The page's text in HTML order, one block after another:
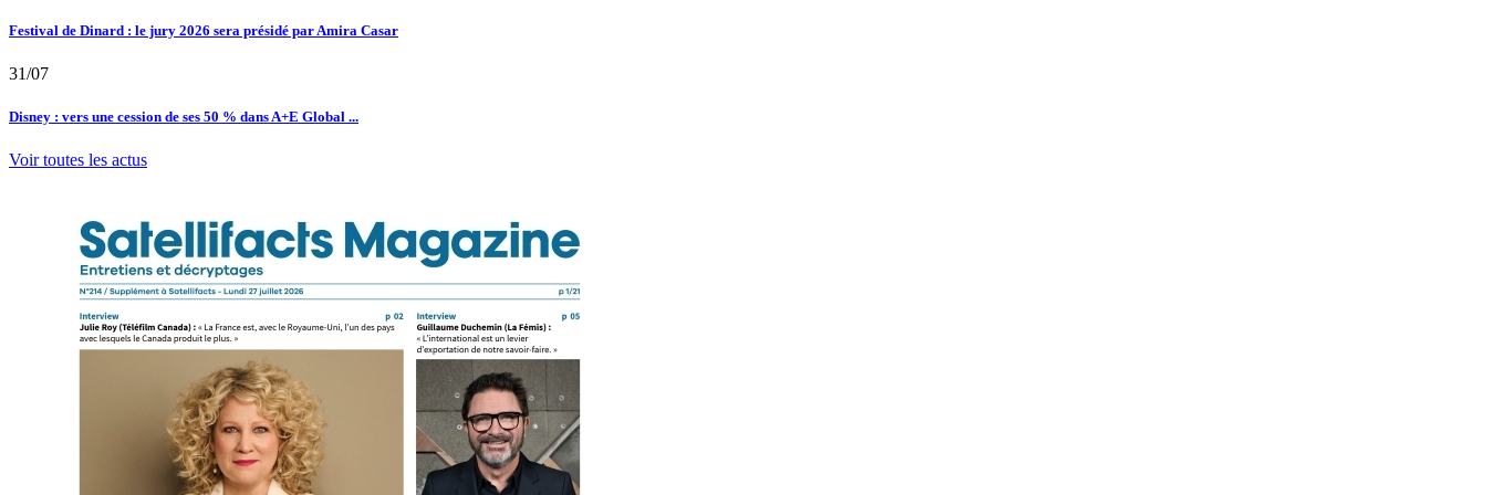
Festival de Dinard : le jury 2026 sera présidé par Amira Casar
31/07
Disney : vers une cession de ses 50 % dans A+E Global ...
Voir toutes les actus